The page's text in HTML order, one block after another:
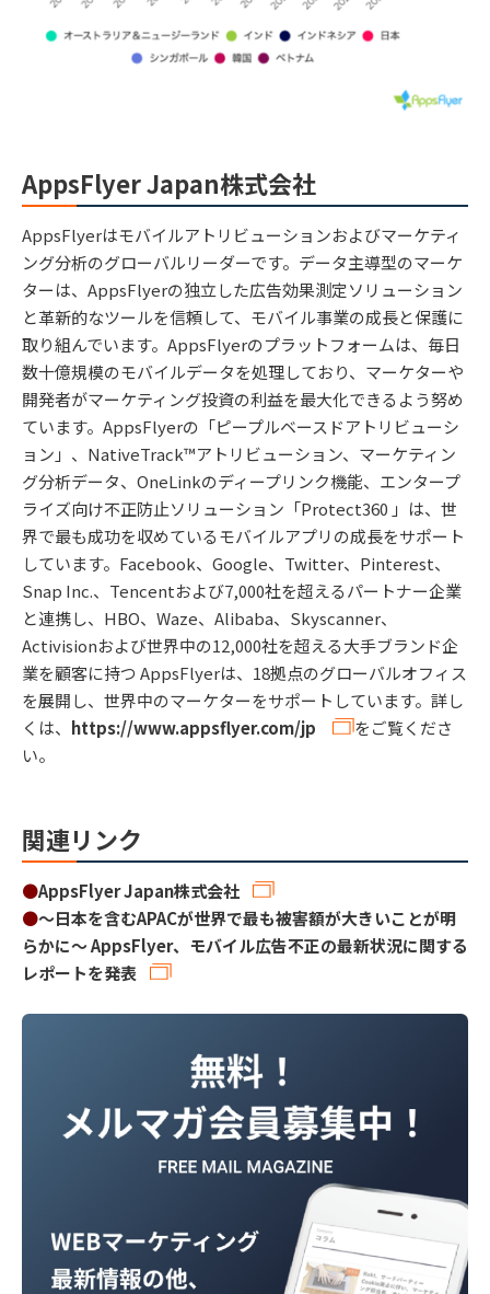
AppsFlyer Japan株式会社
AppsFlyerはモバイルアトリビューションおよびマーケティ
ング分析のグローバルリーダーです。データ主導型のマーケ
ターは、AppsFlyerの独立した広告効果測定ソリューション
と革新的なツールを信頼して、モバイル事業の成長と保護に
取り組んでいます。AppsFlyerのプラットフォームは、毎日
数十億規模のモバイルデータを処理しており、マーケターや
開発者がマーケティング投資の利益を最大化できるよう努め
ています。AppsFlyerの「ピープルベースドアトリビューシ
ョン」、NativeTrack™アトリビューション、マーケティン
グ分析データ、OneLinkのディープリンク機能、エンタープ
ライズ向け不正防止ソリューション「Protect360 」は、世
界で最も成功を収めているモバイルアプリの成長をサポート
しています。Facebook、Google、Twitter、Pinterest、
Snap Inc.、Tencentおよび7,000社を超えるパートナー企業
と連携し、HBO、Waze、Alibaba、Skyscanner、
Activisionおよび世界中の12,000社を超える大手ブランド企
業を顧客に持つ AppsFlyerは、18拠点のグローバルオフィス
を展開し、世界中のマーケターをサポートしています。詳し
くは、 https://www.appsflyer.com/jp
をご覧くださ
い。
関連リンク
●AppsFlyer Japan株式会社
●〜日本を含むAPACが世界で最も被害額が大きいことが明
らかに〜 AppsFlyer、モバイル広告不正の最新状況に関する
レポートを発表